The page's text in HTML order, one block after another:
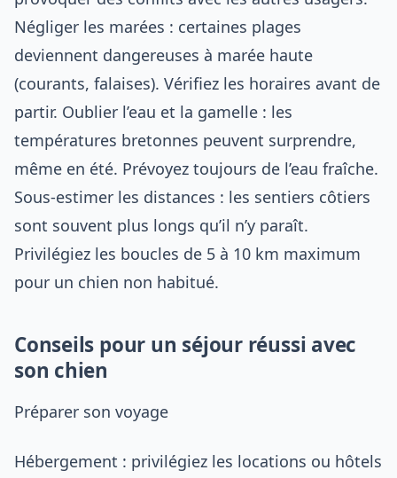
Négliger les marées : certaines plages
deviennent dangereuses à marée haute
(courants, falaises). Vérifiez les horaires avant de
partir. Oublier l’eau et la gamelle : les
températures bretonnes peuvent surprendre,
même en été. Prévoyez toujours de l’eau fraîche.
Sous-estimer les distances : les sentiers côtiers
sont souvent plus longs qu’il n’y paraît.
Privilégiez les boucles de 5 à 10 km maximum
pour un chien non habitué.
Conseils pour un séjour réussi avec
son chien
Préparer son voyage
Hébergement : privilégiez les locations ou hôtels